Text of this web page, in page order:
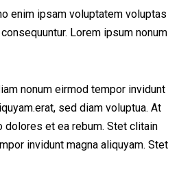
enim ipsam voluptatem voluptas
Lorem ipsum nonum
nonum eirmod tempor invidunt
sed diam voluptua. At
dolores et ea rebum. Stet clitain
invidunt magna aliquyam. Stet